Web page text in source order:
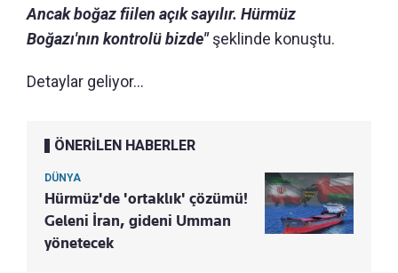
Ancak boğaz fiilen açık sayılır. Hürmüz
Boğazı'nın kontrolü bizde"şeklinde konuştu.
Detaylar geliyor...
ÖNERİLEN HABERLER
DÜNYA
Hürmüz'de 'ortaklık' çözümü!
Geleni İran, gideni Umman
yönetecek